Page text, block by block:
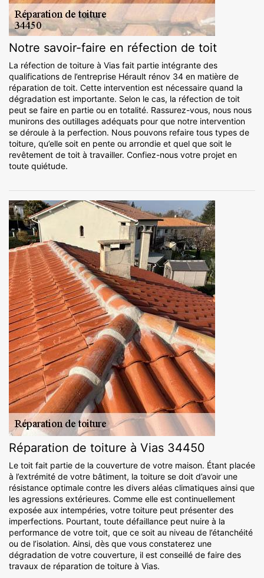
Notre savoir-faire en réfection de toit
La réfection de toiture à Vias fait partie intégrante des
qualifications de l’entreprise Hérault rénov 34 en matière de
réparation de toit. Cette intervention est nécessaire quand la
dégradation est importante. Selon le cas, la réfection de toit
peut se faire en partie ou en totalité. Rassurez-vous, nous nous
munirons des outillages adéquats pour que notre intervention
se déroule à la perfection. Nous pouvons refaire tous types de
toiture, qu’elle soit en pente ou arrondie et quel que soit le
revêtement de toit à travailler. Confiez-nous votre projet en
toute quiétude.
Réparation de toiture à Vias 34450
Le toit fait partie de la couverture de votre maison. Étant placée
à l’extrémité de votre bâtiment, la toiture se doit d’avoir une
résistance optimale contre les divers aléas climatiques ainsi que
les agressions extérieures. Comme elle est continuellement
exposée aux intempéries, votre toiture peut présenter des
imperfections. Pourtant, toute défaillance peut nuire à la
performance de votre toit, que ce soit au niveau de l’étanchéité
ou de l’isolation. Ainsi, dès que vous constaterez une
dégradation de votre couverture, il est conseillé de faire des
travaux de réparation de toiture à Vias.